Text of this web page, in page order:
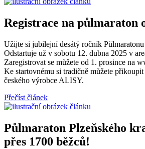
Registrace na půlmaraton
Užijte si jubilejní desátý ročník
Odstartuje už v sobotu 12. dubna 2025 v
Zaregistrovat se můžete od 1. prosince na
Ke startovnému si tradičně můžete
českého výrobce ALISY.
Přečíst článek
Půlmaraton Plzeňského
přes 1700 běžců!